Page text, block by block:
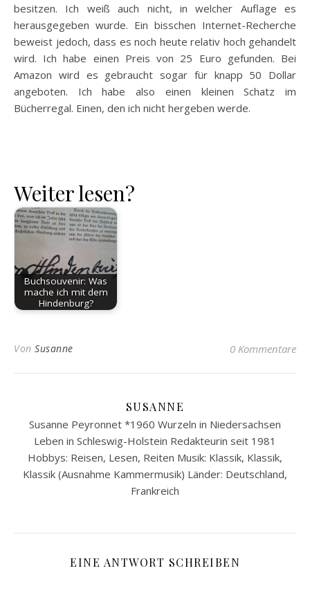
besitzen. Ich weiß auch nicht, in welcher Auflage es
herausgegeben wurde. Ein bisschen Internet-Recherche
beweist jedoch, dass es noch heute relativ hoch gehandelt
wird. Ich habe einen Preis von 25 Euro gefunden. Bei
Amazon wird es gebraucht sogar für knapp 50 Dollar
angeboten. Ich habe also einen kleinen Schatz im
Bücherregal. Einen, den ich nicht hergeben werde.
Weiter lesen?
Buchsouvenir: Was
mache ich mit dem
Hindenburg?
Von Susanne 0 Kommentare
SUSANNE
Susanne Peyronnet *1960 Wurzeln in Niedersachsen
Leben in Schleswig-Holstein Redakteurin seit 1981
Hobbys: Reisen, Lesen, Reiten Musik: Klassik, Klassik,
Klassik (Ausnahme Kammermusik) Länder: Deutschland,
Frankreich
EINE ANTWORT SCHREIBEN